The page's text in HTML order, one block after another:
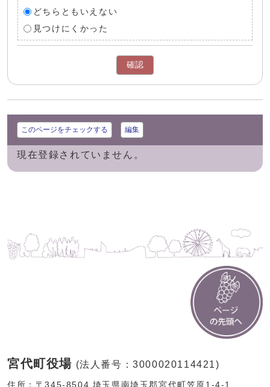
どちらともいえない
見つけにくかった
確認
このページをチェックする 編集
現在登録されていません。
宮代町役場 (法人番号：3000020114421)
住所：〒345-8504 埼玉県南埼玉郡宮代町笠原1-4-1